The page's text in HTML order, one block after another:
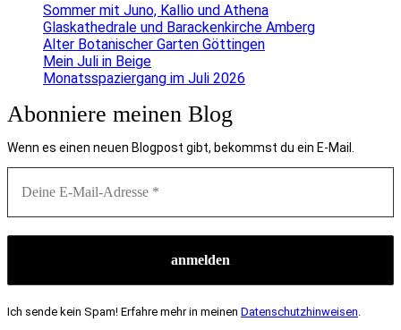
Sommer mit Juno, Kallio und Athena
Glaskathedrale und Barackenkirche Amberg
Alter Botanischer Garten Göttingen
Mein Juli in Beige
Monatsspaziergang im Juli 2026
Abonniere meinen Blog
Wenn es einen neuen Blogpost gibt, bekommst du ein E-Mail.
Ich sende kein Spam! Erfahre mehr in meinen Datenschutzhinweisen